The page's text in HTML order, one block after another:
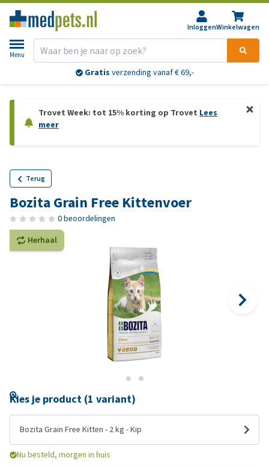
InloggenWinkelwagen
Menu
Gratis verzending vanaf € 69,-
Trovet Week: tot 15% korting op Trovet Lees
meer
Terug
Bozita Grain Free Kittenvoer
0 beoordelingen
Herhaal
Kies je product (1 variant)
Bozita Grain Free Kitten - 2 kg - Kip
Nu besteld, morgen in huis